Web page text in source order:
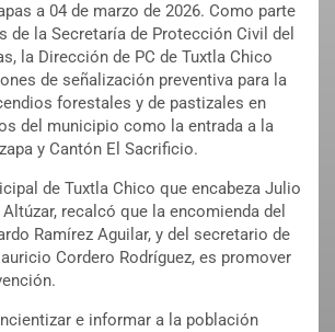
a 04 de marzo de 2026. Como parte
de la Secretaría de Protección Civil del
la Dirección de PC de Tuxtla Chico
de señalización preventiva para la
forestales y de pastizales en
del municipio como la entrada a la
y Cantón El Sacrificio.
de Tuxtla Chico que encabeza Julio
recalcó que la encomienda del
Ramírez Aguilar, y del secretario de
Cordero Rodríguez, es promover
e informar a la población